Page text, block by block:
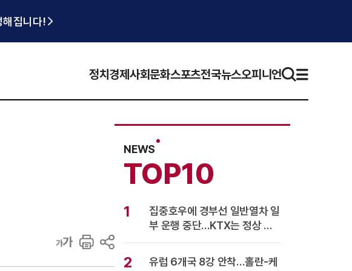
집니다!
정치 경제사회문화스포츠전국뉴스오피니언
NEWS
TOP10
1
집중호우에 경부선 일반열차 일
부 운행 중단…KTX는 정상 운
행
2
유럽 6개국 8강 안착…홀란-케